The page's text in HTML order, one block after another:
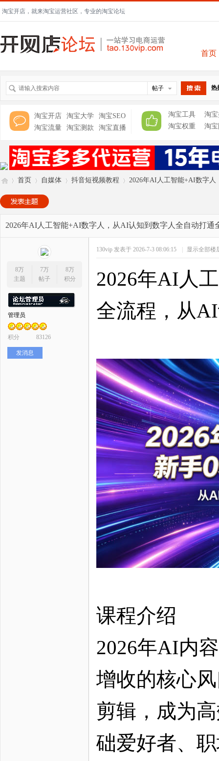
淘宝开店，就来淘宝运营社区，专业的淘宝论坛
首页
帖子 热
淘宝开店 淘宝大学
淘宝SEO
淘宝流量
淘宝测款 淘宝直播
淘宝工具
淘
淘宝权重
淘
开»
首页
›
自媒体
›
抖音短视频教程 2026年AI人工智能+AI数字
2026年AI人工智能+AI数字人，从AI认知到数字人全自动打通
8万
主题
7万
帖子
8万
积分
管理员
积分 83126
发消息
130vip 发表于 2026-7-3 08:06:15 | 显示全部楼
2026年AI人
全流程，从
课程介绍
2026年AI内
增收的核心
剪辑，成为
础爱好者、